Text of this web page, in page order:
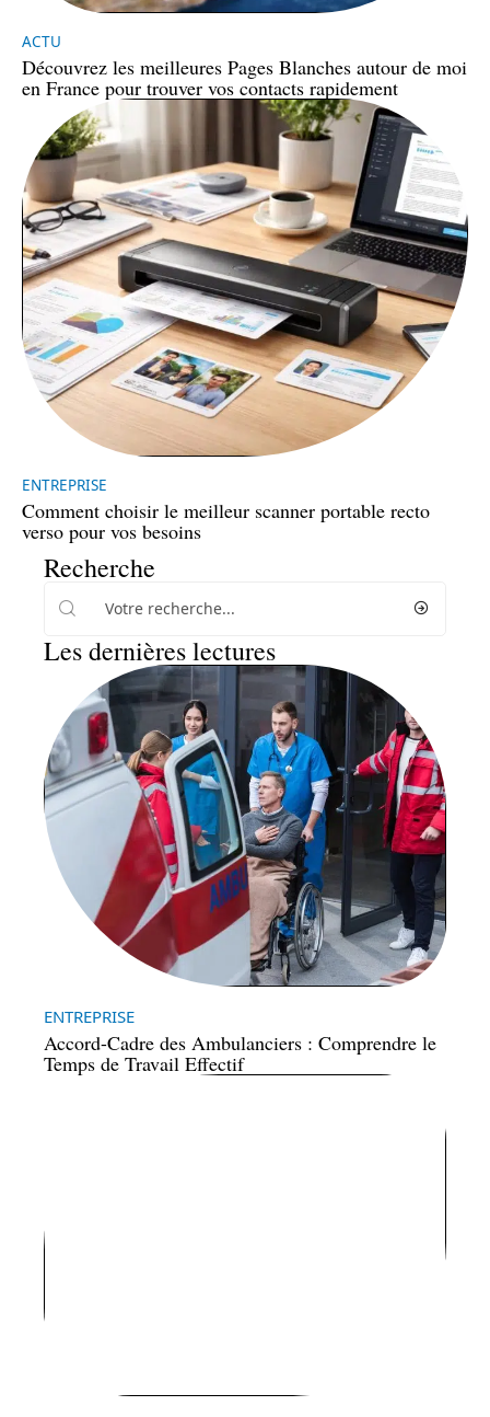
ACTU
Découvrez les meilleures Pages Blanches autour de moi
en France pour trouver vos contacts rapidement
ENTREPRISE
Comment choisir le meilleur scanner portable recto
verso pour vos besoins
Recherche
Les dernières lectures
ENTREPRISE
Accord-Cadre des Ambulanciers : Comprendre le
Temps de Travail Effectif